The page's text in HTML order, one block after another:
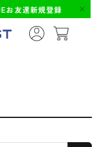
お友達新規登録